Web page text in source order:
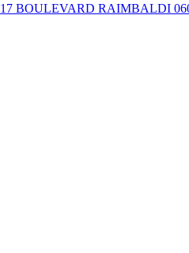
17 BOULEVARD RAIMBALDI